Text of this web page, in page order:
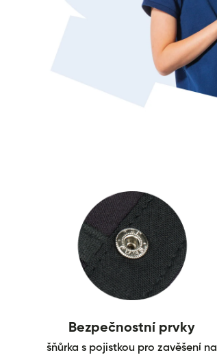
Bezpečnostní prvky
šňůrka s pojistkou pro zavěšení na